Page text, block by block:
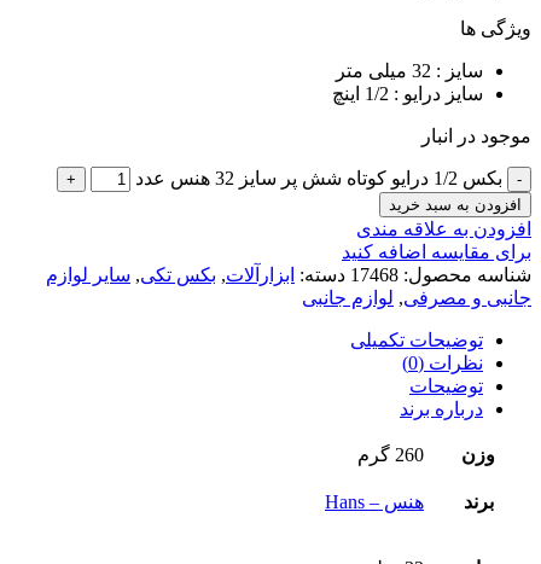
ویژگی ها
سایز : 32 میلی متر
سایز درایو : 1/2 اینچ
موجود در انبار
بکس 1/2 درایو کوتاه شش پر سایز 32 هنس عدد
افزودن به سبد خرید
افزودن به علاقه مندی
برای مقایسه اضافه کنید
شناسه محصول: 17468 دسته: ابزارآلات, بکس تکی, سایر لوازم
جانبی و مصرفی, لوازم جانبی
توضیحات تکمیلی
نظرات (0)
توضیحات
درباره برند
وزن 260 گرم
برند هنس – Hans